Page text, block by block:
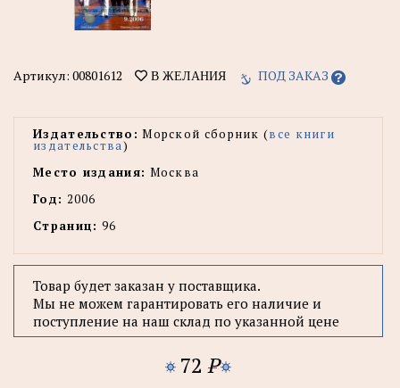
Артикул: 00801612 В ЖЕЛАНИЯ ПОД ЗАКАЗ
Издательство: Морской сборник (все книги
издательства)
Место издания: Москва
Год: 2006
Страниц: 96
Товар будет заказан у поставщика.
Мы не можем гарантировать его наличие и
поступление на наш склад по указанной цене
72 P